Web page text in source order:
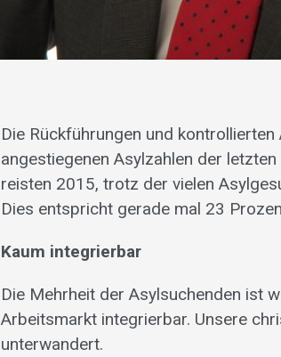
Die Rückführungen und
angestiegenen Asylzahlen der
reisten 2015, trotz der vielen
Dies entspricht gerade mal 23
Kaum integrierbar
Die Mehrheit der Asylsuchenden ist
Arbeitsmarkt integrierbar. Unsere
unterwandert.